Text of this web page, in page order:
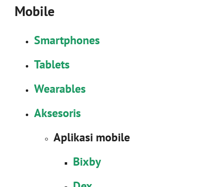
Mobile
Smartphones
Tablets
Wearables
Aksesoris
Aplikasi mobile
Bixby